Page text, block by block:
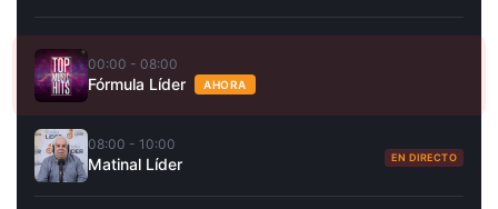
00:00 - 08:00
Fórmula Líder AHORA
08:00 - 10:00
Matinal Líder EN DIRECTO